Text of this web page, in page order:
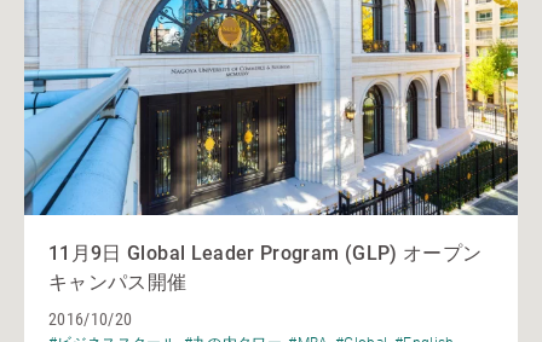
11月9日 Global Leader Program (GLP) オープン
キャンパス開催
2016/10/20